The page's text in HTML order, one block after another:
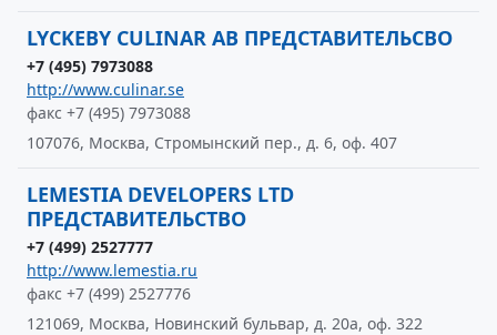
LYCKEBY CULINAR AB ПРЕДСТАВИТЕЛЬСВО
+7 (495) 7973088
http://www.culinar.se
факс +7 (495) 7973088
107076, Москва, Стромынский пер., д. 6, оф. 407
LEMESTIA DEVELOPERS LTD
ПРЕДСТАВИТЕЛЬСТВО
+7 (499) 2527777
http://www.lemestia.ru
факс +7 (499) 2527776
121069, Москва, Новинский бульвар, д. 20а, оф. 322